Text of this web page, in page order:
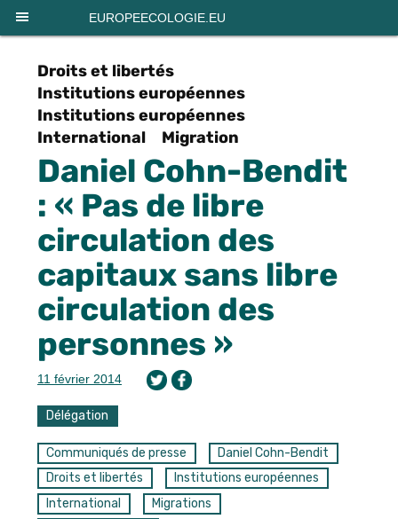
EUROPEECOLOGIE.EU
Droits et libertés
Institutions européennes
Institutions européennes
International
Migration
Daniel Cohn-Bendit
: « Pas de libre
circulation des
capitaux sans libre
circulation des
personnes »
11 février 2014
Délégation
Communiqués de presse
Daniel Cohn-Bendit
Droits et libertés
Institutions européennes
International
Migrations